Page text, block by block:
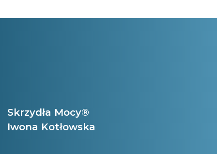
Skrzydła Mocy®
Iwona Kotłowska